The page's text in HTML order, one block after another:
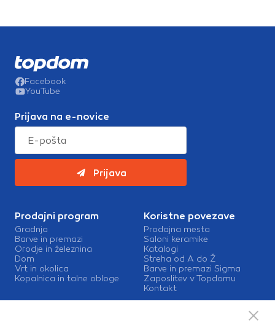
Facebook
YouTube
Prijava na e-novice
Prijava
Prodajni program
Gradnja
Barve in premazi
Orodje in železnina
Dom
Vrt in okolica
Kopalnica in talne obloge
Koristne povezave
Prodajna mesta
Saloni keramike
Katalogi
Streha od A do Ž
Barve in premazi Sigma
Zaposlitev v Topdomu
Kontakt